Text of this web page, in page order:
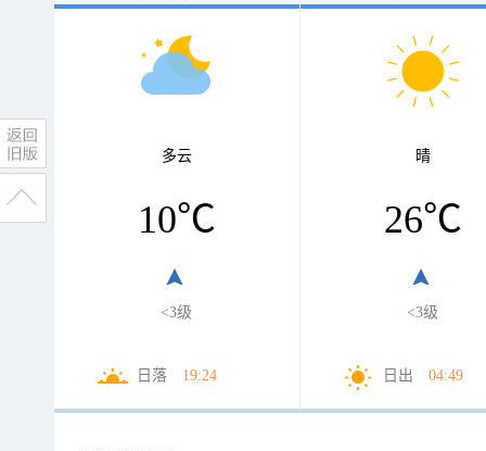
多云
10℃
<3级
日落 19:24
晴
26℃
<3级
日出 04:49